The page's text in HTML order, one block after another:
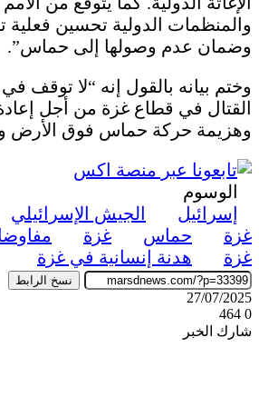
والمنظمات الدولية تحسين فعلية
وضمان عدم وصولها إلى حماس”.
وختم بيانه بالقول إنه “لا توقف
القتال في قطاع غزة من أجل
وهزيمة حركة حماس فوق الأرض
الوسوم
إسرائيل
الجيش الإسرائيلي
غزة
حماس غزة
غزة
هدنة إنسانية في غزة
نسخ الرابط
27/07/2025
0
شارك الخبر